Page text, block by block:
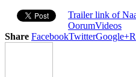
Trailer link of
OorumVideos
Share FacebookTwitterGoogle+